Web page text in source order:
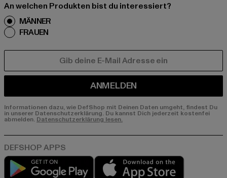
An welchen Produkten bist du interessiert?
MÄNNER
FRAUEN
ANMELDEN
Informationen dazu, wie DefShop mit Deinen Daten umgeht, findest Du
in unserer Datenschutzerklärung. Du kannst Dich jederzeit kostenfei
abmelden. Datenschutzerklärung lesen.
Play market